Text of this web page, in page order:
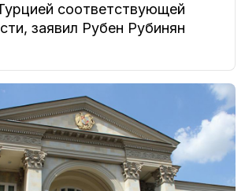
соответствующей
заявил Рубен Рубинян